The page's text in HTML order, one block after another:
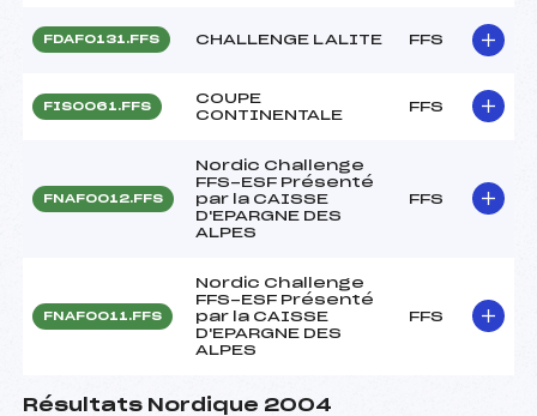
FDAF0131.FFS CHALLENGE LALITE FFS
FIS0061.FFS
COUPE
CONTINENTALE
FFS
FNAF0012.FFS
Nordic Challenge
FFS-ESF Présenté
par la CAISSE
D'EPARGNE DES
ALPES
FFS
FNAF0011.FFS
Nordic Challenge
FFS-ESF Présenté
par la CAISSE
D'EPARGNE DES
ALPES
FFS
Résultats Nordique 2004